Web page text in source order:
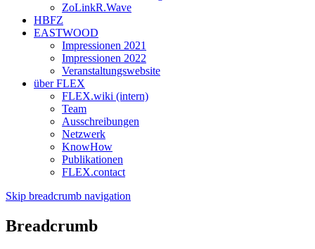
ZoLinkR.Wave
HBFZ
EASTWOOD
Impressionen 2021
Impressionen 2022
Veranstaltungswebsite
über FLEX
FLEX.wiki (intern)
Team
Ausschreibungen
Netzwerk
KnowHow
Publikationen
FLEX.contact
Skip breadcrumb navigation
Breadcrumb